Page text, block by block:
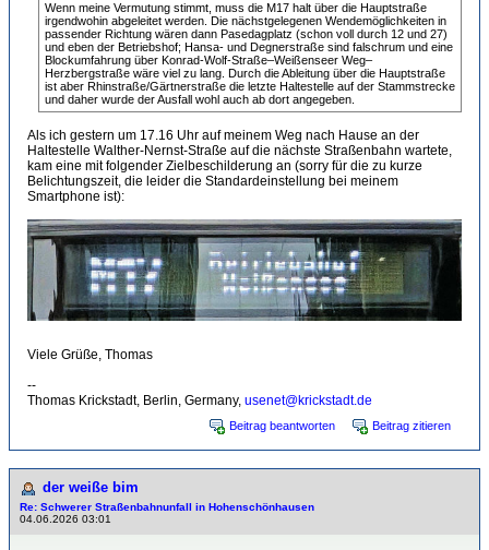
Wenn meine Vermutung stimmt, muss die M17 halt über die Hauptstraße
irgendwohin abgeleitet werden. Die nächstgelegenen Wendemöglichkeiten in
passender Richtung wären dann Pasedagplatz (schon voll durch 12 und 27)
und eben der Betriebshof; Hansa- und Degnerstraße sind falschrum und eine
Blockumfahrung über Konrad-Wolf-Straße–Weißenseer Weg–
Herzbergstraße wäre viel zu lang. Durch die Ableitung über die Hauptstraße
ist aber Rhinstraße/Gärtnerstraße die letzte Haltestelle auf der Stammstrecke
und daher wurde der Ausfall wohl auch ab dort angegeben.
Als ich gestern um 17.16 Uhr auf meinem Weg nach Hause an der
Haltestelle Walther-Nernst-Straße auf die nächste Straßenbahn wartete,
kam eine mit folgender Zielbeschilderung an (sorry für die zu kurze
Belichtungszeit, die leider die Standardeinstellung bei meinem
Smartphone ist):
Viele Grüße, Thomas
--
Thomas Krickstadt, Berlin, Germany, usenet@krickstadt.de
Beitrag beantworten Beitrag zitieren
der weiße bim
Re: Schwerer Straßenbahnunfall in Hohenschönhausen
04.06.2026 03:01